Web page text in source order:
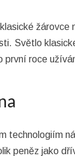
žárovce
Světlo
první roce
technologiím
peněz jako